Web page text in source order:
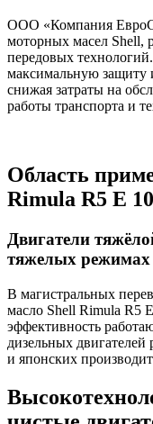
ООО «Компания
моторных масел Shell,
передовых
максимальную защиту
снижая затраты на
работы транспорта и
Область
Rimula R5 E
Двигатели
тяжелых режимах
В магистральных
масло Shell Rimula R5
эффективность
дизельных
и японских